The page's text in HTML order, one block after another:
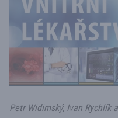
Petr Widimský, Ivan Rychlík